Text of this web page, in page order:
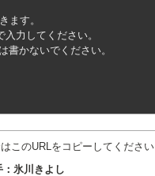
ます。
力してください。
かないでください。
このURLをコピーしてください
氷川きよし